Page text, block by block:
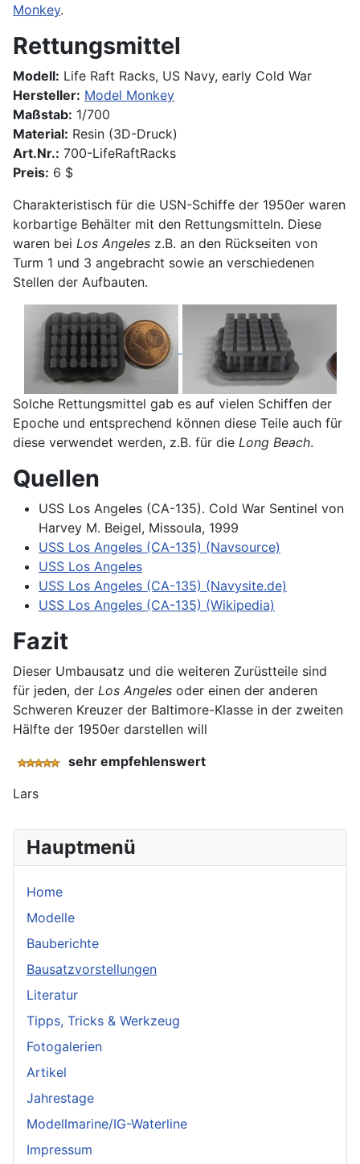
Hauptmenü
Home
Modelle
Bauberichte
Bausatzvorstellungen
Literatur
Tipps, Tricks & Werkzeug
Fotogalerien
Artikel
Jahrestage
Modellmarine/IG-Waterline
Impressum
Monkey.
Rettungsmittel
Modell: Life Raft Racks, US Navy, early Cold War
Hersteller: Model Monkey
Maßstab: 1/700
Material: Resin (3D-Druck)
Art.Nr.: 700-LifeRaftRacks
Preis: 6 $
Charakteristisch für die USN-Schiffe der 1950er waren
korbartige Behälter mit den Rettungsmitteln. Diese
waren bei Los Angeles z.B. an den Rückseiten von
Turm 1 und 3 angebracht sowie an verschiedenen
Stellen der Aufbauten.
Solche Rettungsmittel gab es auf vielen Schiffen der
Epoche und entsprechend können diese Teile auch für
diese verwendet werden, z.B. für die Long Beach.
Quellen
USS Los Angeles (CA-135). Cold War Sentinel von
Harvey M. Beigel, Missoula, 1999
USS Los Angeles (CA-135) (Navsource)
USS Los Angeles
USS Los Angeles (CA-135) (Navysite.de)
USS Los Angeles (CA-135) (Wikipedia)
Fazit
Dieser Umbausatz und die weiteren Zurüstteile sind
für jeden, der Los Angeles oder einen der anderen
Schweren Kreuzer der Baltimore-Klasse in der zweiten
Hälfte der 1950er darstellen will
sehr empfehlenswert
Lars